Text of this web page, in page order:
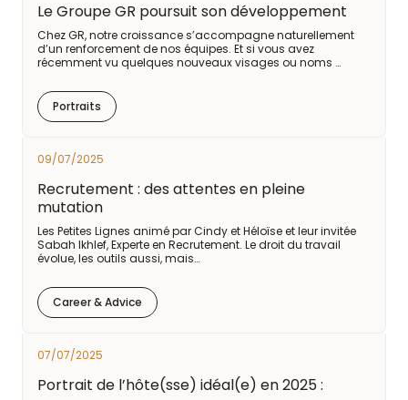
Le Groupe GR poursuit son développement
Chez GR, notre croissance s’accompagne naturellement
d’un renforcement de nos équipes. Et si vous avez
récemment vu quelques nouveaux visages ou noms …
Portraits
09/07/2025
Recrutement : des attentes en pleine
mutation
Les Petites Lignes animé par Cindy et Héloïse et leur invitée
Sabah Ikhlef, Experte en Recrutement. Le droit du travail
évolue, les outils aussi, mais…
Career & Advice
07/07/2025
Portrait de l’hôte(sse) idéal(e) en 2025 :